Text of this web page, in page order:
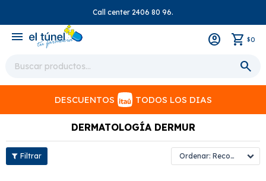
Call center 2406 80 96.
menu $0
DESCUENTOS TODOS LOS DIAS
DERMATOLOGÍA DERMUR
Recomendados
close